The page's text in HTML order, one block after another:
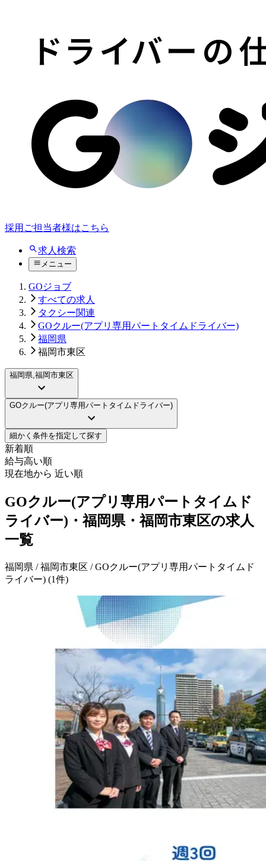
採用ご担当者様はこちら
求人検索
メニュー
GOジョブ
すべての求人
タクシー関連
GOクルー(アプリ専用パートタイムドライバー)
福岡県
福岡市東区
福岡県,福岡市東区
GOクルー(アプリ専用パートタイムドライバー)
細かく条件を指定して探す
新着順
給与高い順
現在地から 近い順
GOクルー(アプリ専用パートタイムド
ライバー)・福岡県・福岡市東区の求人
一覧
福岡県 / 福岡市東区 / GOクルー(アプリ専用パートタイムド
ライバー) (1件)